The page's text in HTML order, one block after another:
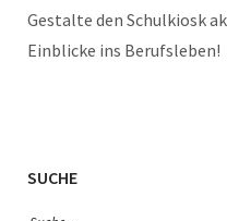
Gestalte den Schulkiosk
Einblicke ins Berufsleben!
SUCHE